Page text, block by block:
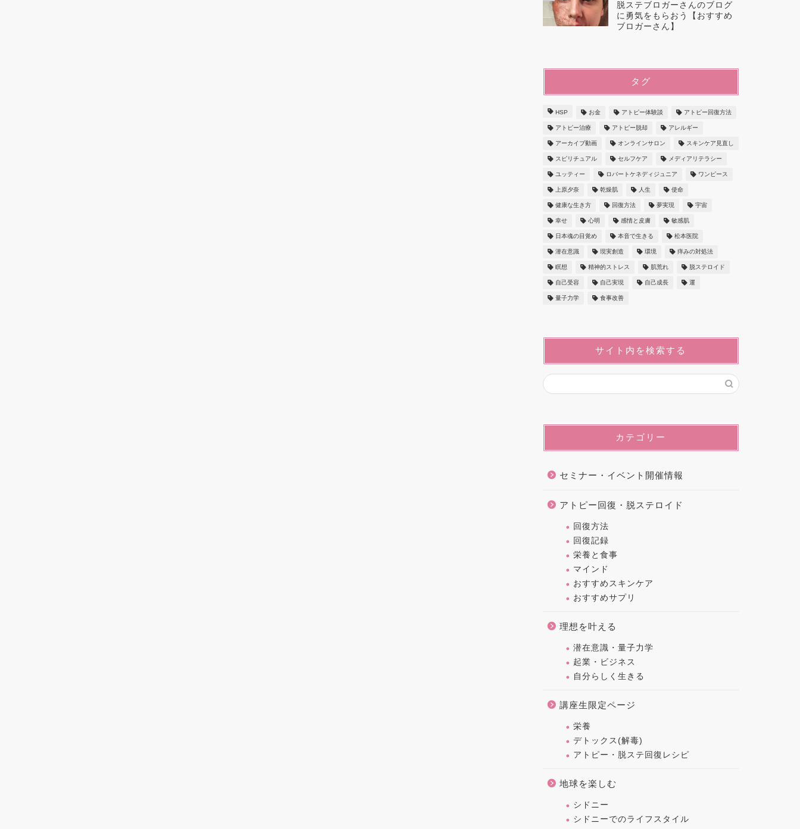
脱ステブロガーさんのブログ
に勇気をもらおう【おすすめ
ブロガーさん】
タグ
HSP お金 アトピー体験談 アトピー回復方法
アトピー治療 アトピー脱却 アレルギー
アーカイブ動画 オンラインサロン スキンケア見直し
スピリチュアル セルフケア メディアリテラシー
ユッティー ロバートケネディジュニア ワンピース
上原夕奈 乾燥肌 人生 使命
健康な生き方 回復方法 夢実現 宇宙
幸せ 心明 感情と皮膚 敏感肌
日本魂の目覚め 本音で生きる 松本医院
潜在意識 現実創造 環境 痒みの対処法
瞑想 精神的ストレス 肌荒れ 脱ステロイド
自己受容 自己実現 自己成長 運
量子力学 食事改善
サイト内を検索する
カテゴリー
セミナー・イベント開催情報
アトピー回復・脱ステロイド
回復方法
回復記録
栄養と食事
マインド
おすすめスキンケア
おすすめサプリ
理想を叶える
潜在意識・量子力学
起業・ビジネス
自分らしく生きる
講座生限定ページ
栄養
デトックス(解毒)
アトピー・脱ステ回復レシピ
地球を楽しむ
シドニー
シドニーでのライフスタイル